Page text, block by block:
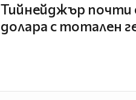
Тийнейджър почти
долара с тотален